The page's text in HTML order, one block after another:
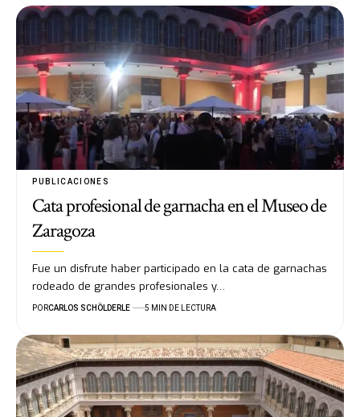
PUBLICACIONES
Cata profesional de garnacha en el Museo de
Zaragoza
Fue un disfrute haber participado en la cata de garnachas
rodeado de grandes profesionales y…
PORCARLOS SCHÖLDERLE 5 MIN DE LECTURA